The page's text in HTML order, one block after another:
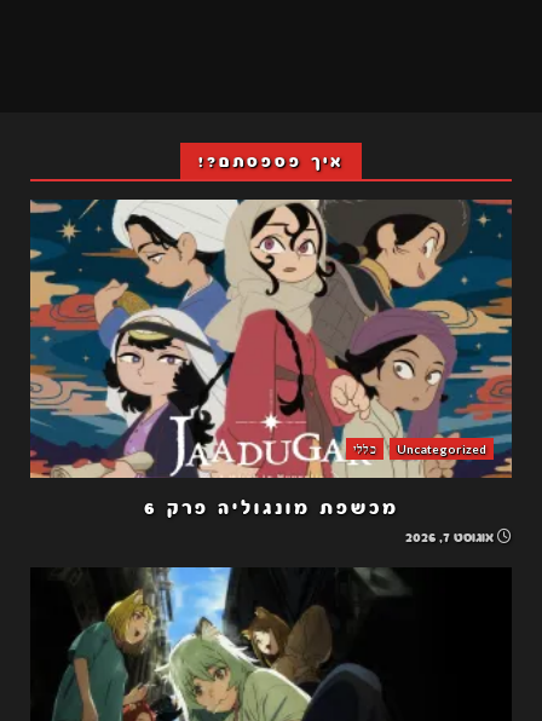
איך פספסתם?!
Uncategorized כללי
מכשפת מונגוליה פרק 6
אוגוסט 7, 2026